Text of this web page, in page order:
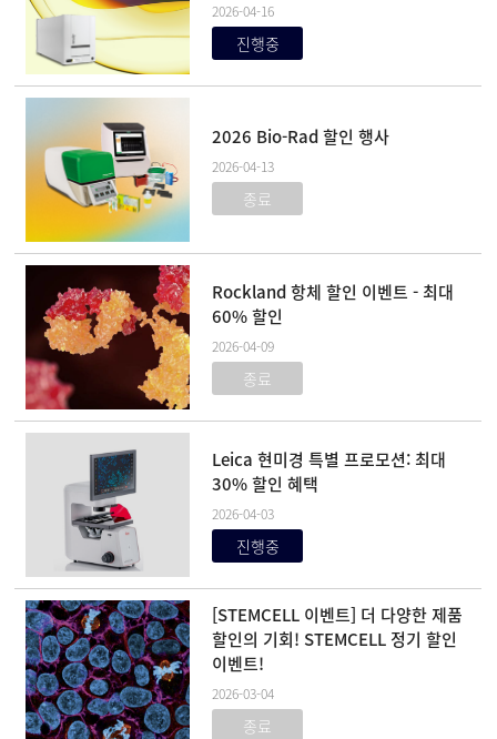
2026-04-16
진행중
2026 Bio-Rad 할인 행사
2026-04-13
종료
Rockland 항체 할인 이벤트 - 최대
60% 할인
2026-04-09
종료
Leica 현미경 특별 프로모션: 최대
30% 할인 혜택
2026-04-03
진행중
[STEMCELL 이벤트] 더 다양한 제품
할인의 기회! STEMCELL 정기 할인
이벤트!
2026-03-04
종료